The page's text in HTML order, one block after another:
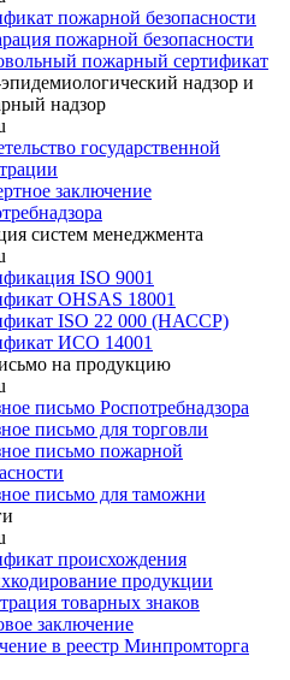
пожарной безопасности
пожарной безопасности
пожарный сертификат
надзор и
надзор
государственной
заключение
систем менеджмента
ISO 9001
OHSAS 18001
ISO 22 000 (НАССР)
ИСО 14001
на продукцию
письмо Роспотребнадзора
письмо для торговли
письмо пожарной
письмо для таможни
происхождения
продукции
товарных знаков
заключение
в реестр Минпромторга